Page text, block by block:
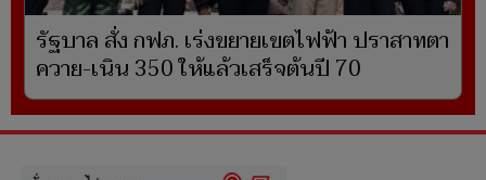
รัฐบาล สั่ง กฟภ. เร่งขยายเขตไฟฟ้า ปราสาทตา
ควาย-เนิน 350 ให้แล้วเสร็จต้นปี 70